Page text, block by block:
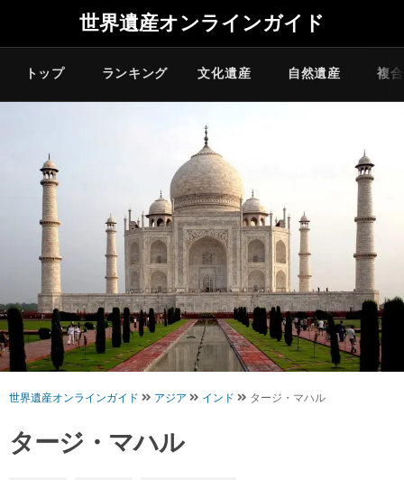
世界遺産オンラインガイド
トップ ランキング 文化遺産 自然遺産 複
世界遺産オンラインガイド アジア インド タージ・マハル
タージ・マハル